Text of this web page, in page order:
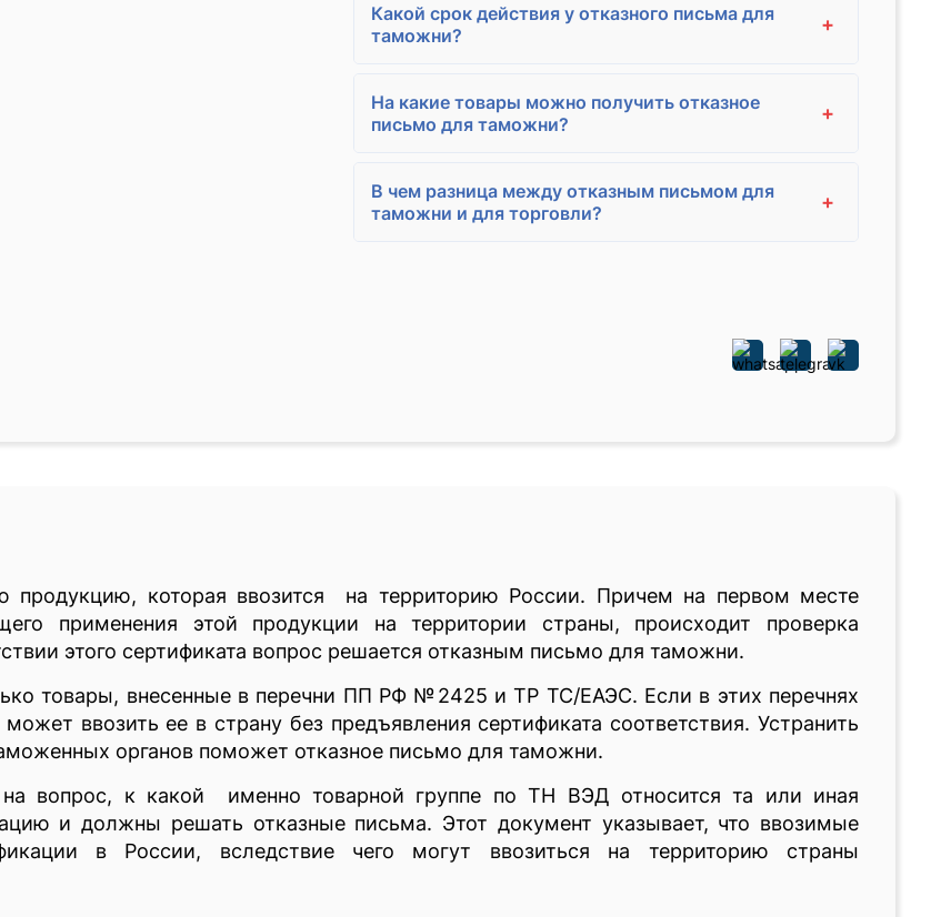
Какой срок действия у отказного письма для
таможни?
+
На какие товары можно получить отказное
письмо для таможни?
+
В чем разница между отказным письмом для
таможни и для торговли?
+
которая ввозится на территорию России. Причем на первом месте
применения этой продукции на территории страны, происходит проверка
этого сертификата вопрос решается отказным письмо для таможни.
товары, внесенные в перечни ПП РФ №2425 и ТР ТС/ЕАЭС. Если в этих перечнях
ввозить ее в страну без предъявления сертификата соответствия. Устранить
органов поможет отказное письмо для таможни.
на вопрос, к какой именно товарной группе по ТН ВЭД относится та или иная
и должны решать отказные письма. Этот документ указывает, что ввозимые
в России, вследствие чего могут ввозиться на территорию страны